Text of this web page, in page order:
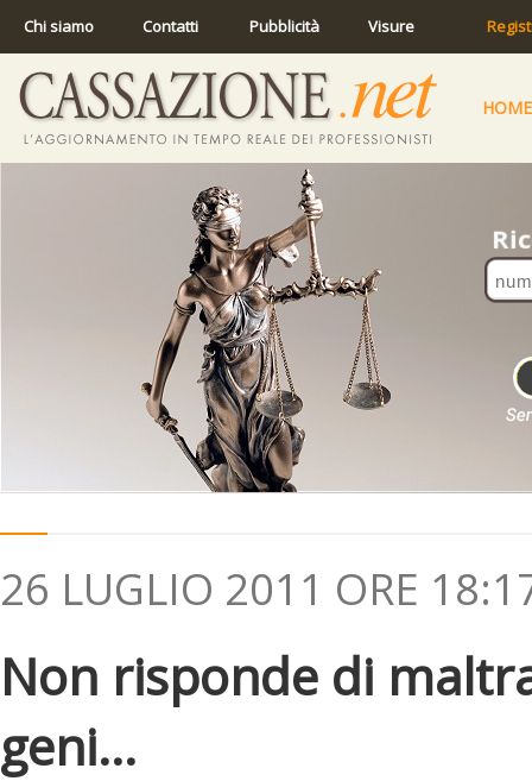
Chi siamo Contatti Pubblicità Visure
HOME
26 LUGLIO 2011 ORE
Non risponde di
geni...